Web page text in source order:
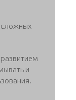
сложных
и